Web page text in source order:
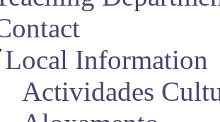
Local Information
Actividades